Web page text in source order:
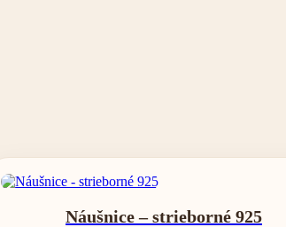
Náušnice – strieborné 925